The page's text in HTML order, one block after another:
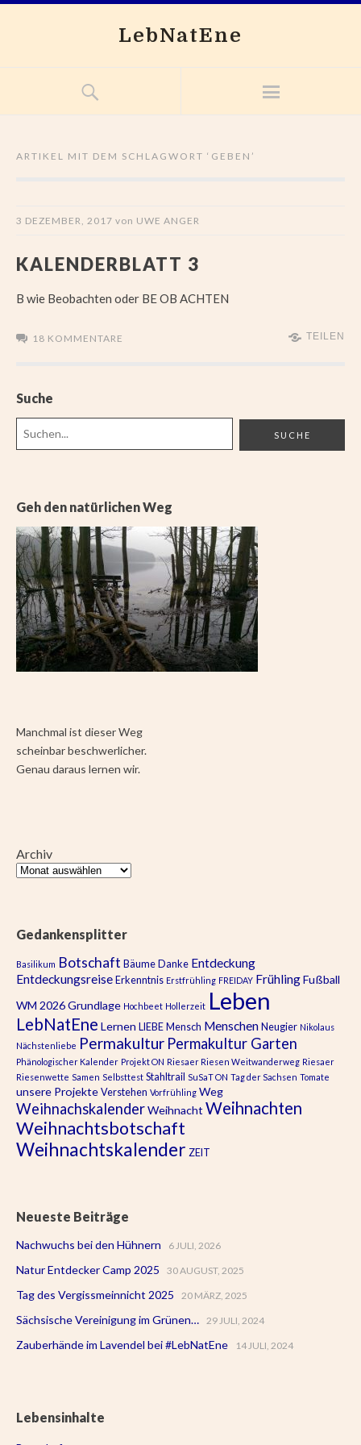
LebNatEne
ARTIKEL MIT DEM SCHLAGWORT ‘ GEBEN ’
3 DEZEMBER, 2017 von UWE ANGER
KALENDERBLATT 3
B wie Beobachten oder BE OB ACHTEN
18 KOMMENTARE TEILEN
Suche
Geh den natürlichen Weg
Manchmal ist dieser Weg
scheinbar beschwerlicher.
Genau daraus lernen wir.
Archiv
Gedankensplitter
Basilikum Botschaft Bäume Danke Entdeckung
Entdeckungsreise Erkenntnis Erstfrühling FREIDAY FrühlingFußball
WM 2026Grundlage Hochbeet Hollerzeit Leben
LebNatEne Lernen LIEBE Mensch Menschen Neugier Nikolaus
Nächstenliebe Permakultur Permakultur Garten
Phänologischer Kalender Projekt ON Riesaer Riesen Weitwanderweg Riesaer
Riesenwette Samen Selbsttest Stahltrail SuSaT ON Tag der Sachsen Tomate
unsere Projekte Verstehen Vorfrühling Weg
WeihnachskalenderWeihnachtWeihnachten
Weihnachtsbotschaft
Weihnachtskalender ZEIT
Neueste Beiträge
Nachwuchs bei den Hühnern 6 JULI, 2026
Natur Entdecker Camp 2025 30 AUGUST, 2025
Tag des Vergissmeinnicht 2025 20 MÄRZ, 2025
Sächsische Vereinigung im Grünen… 29 JULI, 2024
Zauberhände im Lavendel bei #LebNatEne 14 JULI, 2024
Lebensinhalte